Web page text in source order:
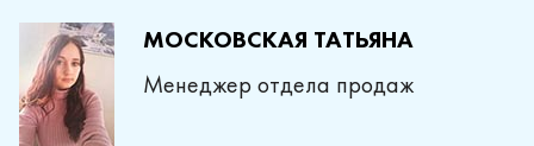
МОСКОВСКАЯ ТАТЬЯНА
Менеджер отдела продаж